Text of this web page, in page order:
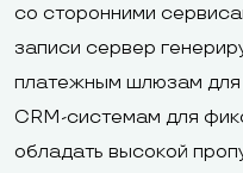
со сторонними
записи сервер
платежным шлюзам для
CRM-системам для
обладать высокой